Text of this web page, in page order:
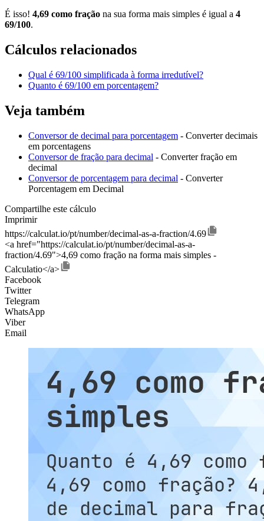
É isso! 4,69 como fração na sua forma mais simples é igual a 4
69/100.
Cálculos relacionados
Qual é 69/100 simplificada à forma irredutível?
Quanto é 69/100 em porcentagem?
Veja também
Conversor de decimal para porcentagem - Converter decimais
em porcentagens
Conversor de fração para decimal - Converter fração em
decimal
Conversor de porcentagem para decimal - Converter
Porcentagem em Decimal
Compartilhe este cálculo
Imprimir
https://calculat.io/pt/number/decimal-as-a-fraction/4.69
<a href="https://calculat.io/pt/number/decimal-as-a-
fraction/4.69">4,69 como fração na forma mais simples -
Calculatio</a>
Facebook
Twitter
Telegram
WhatsApp
Viber
Email